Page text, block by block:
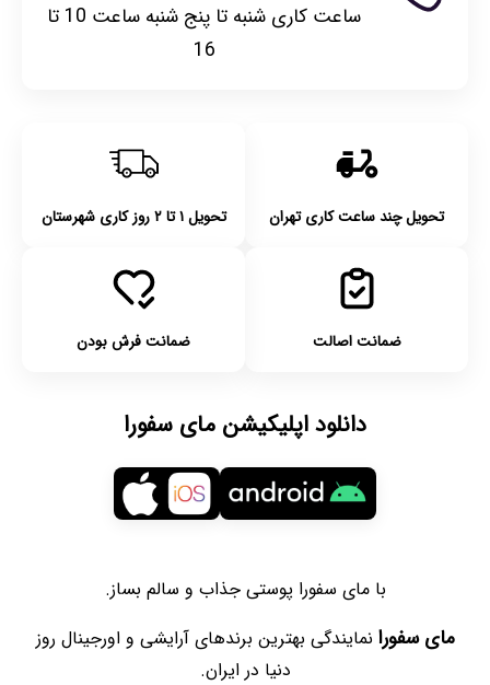
ساعت کاری شنبه تا پنج شنبه ساعت 10 تا
16
تحویل چند ساعت کاری تهران تحویل ۱ تا ۲ روز کاری شهرستان
ضمانت اصالت ضمانت فرش بودن
دانلود اپلیکیشن مای سفورا
با مای سفورا پوستی جذاب و سالم بساز.
مای سفورا نمایندگی بهترین برندهای آرایشی و اورجینال روز
دنیا در ایران.